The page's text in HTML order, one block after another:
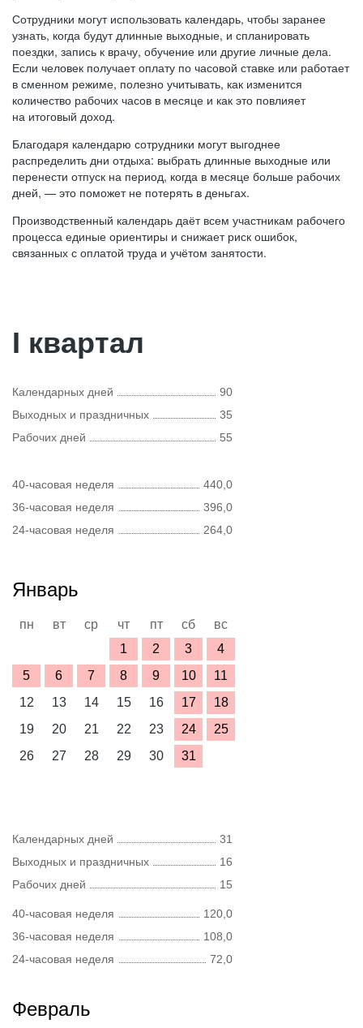
Сотрудники могут использовать календарь, чтобы заранее
узнать, когда будут длинные выходные, и спланировать
поездки, запись к врачу, обучение или другие личные дела.
Если человек получает оплату по часовой ставке или работает
в сменном режиме, полезно учитывать, как изменится
количество рабочих часов в месяце и как это повлияет
на итоговый доход.
Благодаря календарю сотрудники могут выгоднее
распределить дни отдыха: выбрать длинные выходные или
перенести отпуск на период, когда в месяце больше рабочих
дней, — это поможет не потерять в деньгах.
Производственный календарь даёт всем участникам рабочего
процесса единые ориентиры и снижает риск ошибок,
связанных с оплатой труда и учётом занятости.
I квартал
Календарных дней
90
Выходных и праздничных
35
Рабочих дней
55
40-часовая неделя
440,0
36-часовая неделя
396,0
24-часовая неделя
264,0
Январь
пн вт ср чт пт сб
вс
1
2 3
4
5
6 7 8 9 10
11
12
13 14 15 16 17
18
19
20 21 22 23 24
25
26
27 28 29 30 31
Календарных дней
31
Выходных и праздничных
16
Рабочих дней
15
40-часовая неделя
120,0
36-часовая неделя
108,0
24-часовая неделя
72,0
Февраль